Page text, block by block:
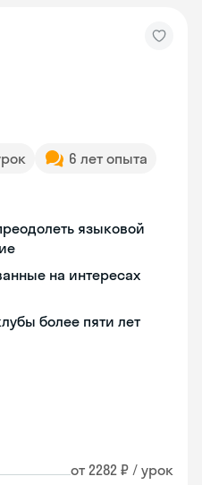
6 лет опыта
языковой
на интересах
более пяти лет
от 2282 ₽ / урок